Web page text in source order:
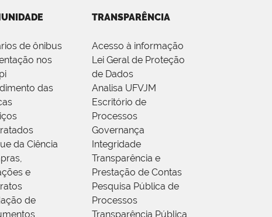
de ônibus
nos
das
da Ciência
e
de
TRANSPARÊNCIA
Acesso à informação
Lei Geral de Proteção
de Dados
Analisa UFVJM
Escritório de
Processos
Governança
Integridade
Transparência e
Prestação de Contas
Pesquisa Pública de
Processos
Transparência Pública